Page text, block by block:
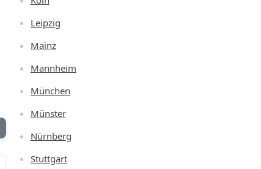
Leipzig
Mainz
Mannheim
München
Münster
Nürnberg
Stuttgart